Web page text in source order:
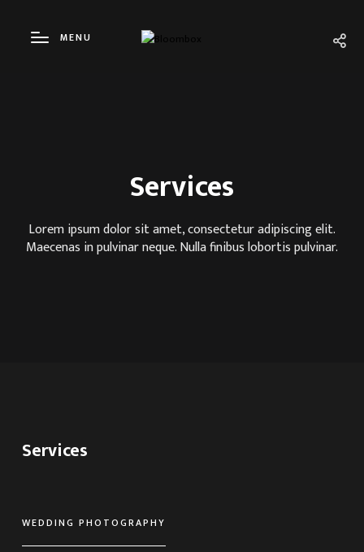
MENU
HORIZONTAL 1 COLUMN
HORIZONTAL 2 COLUMNS
HORIZONTAL 3 COLUMNS
Services
Lorem ipsum dolor sit amet, consectetur adipiscing elit.
Maecenas in pulvinar neque. Nulla finibus lobortis pulvinar.
Services
WEDDING PHOTOGRAPHY